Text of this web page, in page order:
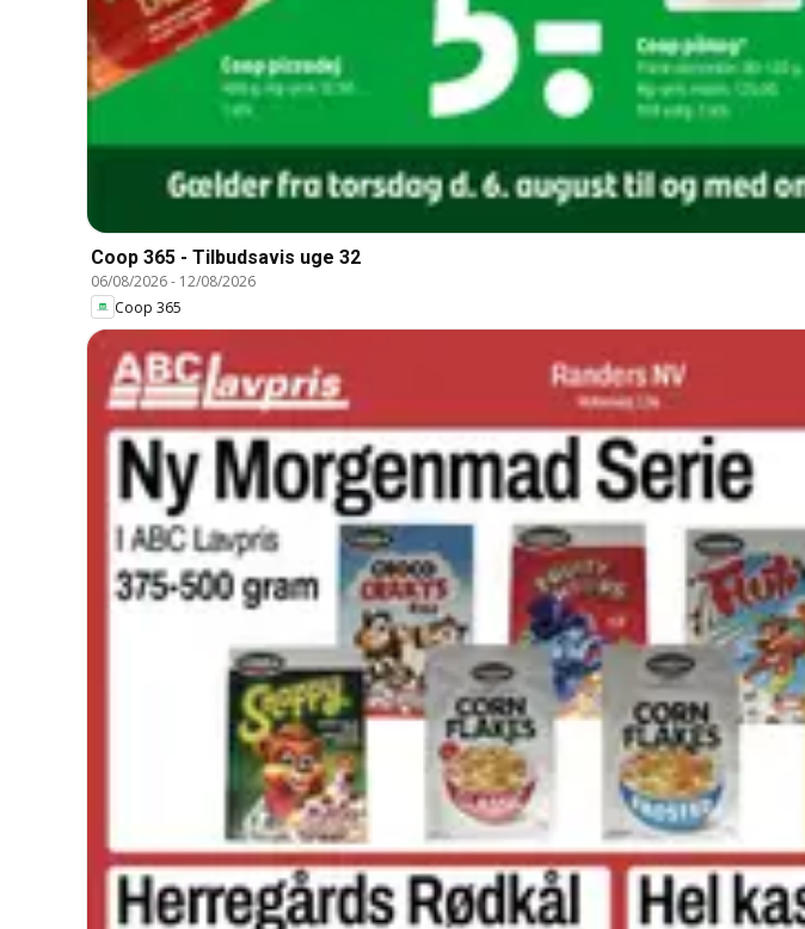
Coop 365 - Tilbudsavis uge 32
06/08/2026- 12/08/2026
Coop 365